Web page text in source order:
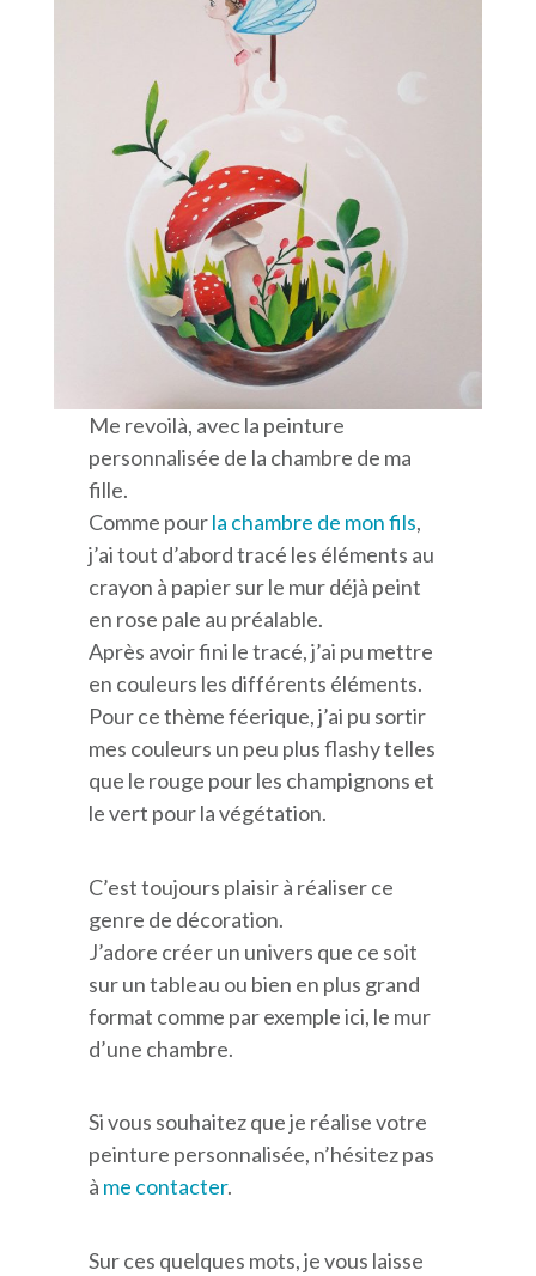
Me revoilà, avec la peinture
personnalisée de la chambre de ma
fille.
Comme pourla chambre de mon fils,
j’ai tout d’abord tracé les éléments au
crayon à papier sur le mur déjà peint
en rose pale au préalable.
Après avoir fini le tracé, j’ai pu mettre
en couleurs les différents éléments.
Pour ce thème féerique, j’ai pu sortir
mes couleurs un peu plus flashy telles
que le rouge pour les champignons et
le vert pour la végétation.
C’est toujours plaisir à réaliser ce
genre de décoration.
J’adore créer un univers que ce soit
sur un tableau ou bien en plus grand
format comme par exemple ici, le mur
d’une chambre.
Si vous souhaitez que je réalise votre
peinture personnalisée, n’hésitez pas
à me contacter.
Sur ces quelques mots, je vous laisse